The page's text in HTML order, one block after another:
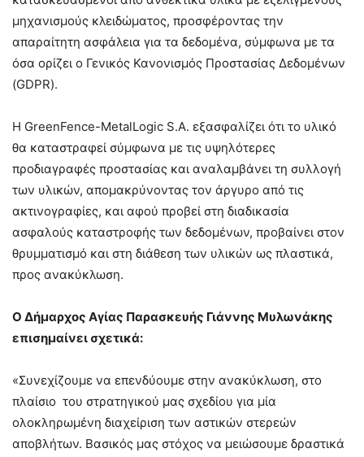
μηχανισμούς κλειδώματος, προσφέροντας την
απαραίτητη ασφάλεια για τα δεδομένα, σύμφωνα με τα
όσα ορίζει ο Γενικός Κανονισμός Προστασίας Δεδομένων
(GDPR).
Η GreenFence-MetalLogic S.A. εξασφαλίζει ότι το υλικό
θα καταστραφεί σύμφωνα με τις υψηλότερες
προδιαγραφές προστασίας και αναλαμβάνει τη συλλογή
των υλικών, απομακρύνοντας τον άργυρο από τις
ακτινογραφίες, και αφού προβεί στη διαδικασία
ασφαλούς καταστροφής των δεδομένων, προβαίνει στον
θρυμματισμό και στη διάθεση των υλικών ως πλαστικά,
προς ανακύκλωση.
Ο Δήμαρχος Αγίας Παρασκευής Γιάννης Μυλωνάκης
επισημαίνει σχετικά:
«Συνεχίζουμε να επενδύουμε στην ανακύκλωση, στο
πλαίσιο του στρατηγικού μας σχεδίου για μία
ολοκληρωμένη διαχείριση των αστικών στερεών
αποβλήτων. Βασικός μας στόχος να μειώσουμε δραστικά